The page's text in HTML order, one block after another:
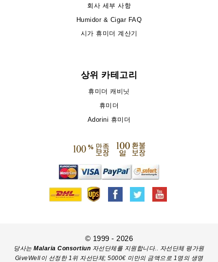
회사 세부 사항
Humidor & Cigar FAQ
시가 휴미더 계산기
상위 카테고리
휴미더 캐비닛
휴미더
Adorini 휴미더
© 1999 - 2026
당사는Malaria Consortiun 자선단체를 지원합니다.. 자선단체 평가원
GiveWell이 선정한 1위 자선단체; 5000€ 미만의 금액으로 1명의 생명